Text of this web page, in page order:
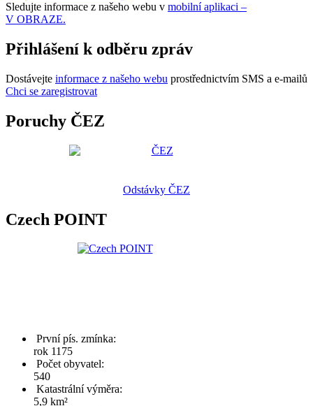
Sledujte informace z našeho webu v mobilní aplikaci –
V OBRAZE.
Přihlášení k odběru zpráv
Dostávejte informace z našeho webu prostřednictvím SMS a e-mailů
Chci se zaregistrovat
Poruchy ČEZ
Odstávky ČEZ
Czech POINT
První pís. zmínka:
rok 1175
Počet obyvatel:
540
Katastrální výměra:
5,9 km²